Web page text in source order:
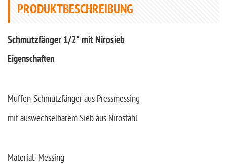
PRODUKTBESCHREIBUNG
Schmutzfänger 1/2" mit Nirosieb
Eigenschaften
Muffen-Schmutzfänger aus Pressmessing
mit auswechselbarem Sieb aus Nirostahl
Material: Messing